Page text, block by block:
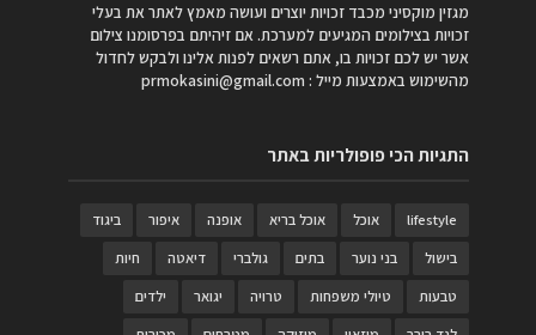
מגזין מוקסיני מכבד זכויות יוצרים ועושה מאמץ לאתר את בעלי
זכויות בצילומים המגיעים למערכת. אם זיהיתם בפרסומנו צילום
אשר יש לכם זכויות בו, אתם רשאים לפנות אלינו ולבקש לחדול
מהשימוש באמצעות מייל : prmokasini@gmail.com
התגיות הכי פופולריות באתר
lifestyle אוכל אוכל בריא אופנה איפור
ביגוד
בישול
בני נוער בתים גולברי דיאטה
חיות
טבעות
טיולי משפחות טרויה יגואר
ילדים